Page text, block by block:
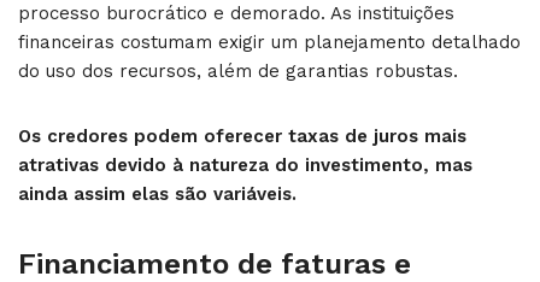
processo burocrático e demorado. As instituições
financeiras costumam exigir um planejamento detalhado
do uso dos recursos, além de garantias robustas.
Os credores podem oferecer taxas de juros mais
atrativas devido à natureza do investimento, mas
ainda assim elas são variáveis.
Financiamento de faturas e